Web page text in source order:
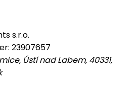
s.r.o.
23907657
Ústí nad Labem, 40331,